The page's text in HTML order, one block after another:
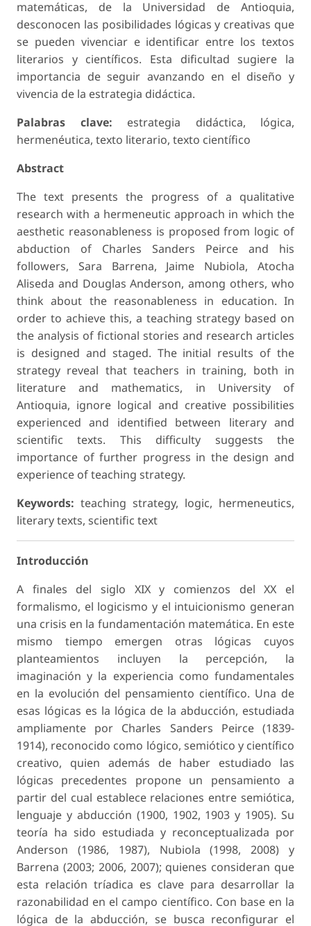
matemáticas, de la Universidad de Antioquia,
desconocen las posibilidades lógicas y creativas que
se pueden vivenciar e identificar entre los textos
literarios y científicos. Esta dificultad sugiere la
importancia de seguir avanzando en el diseño y
vivencia de la estrategia didáctica.
Palabras clave: estrategia didáctica, lógica,
hermenéutica, texto literario, texto científico
Abstract
The text presents the progress of a qualitative
research with a hermeneutic approach in which the
aesthetic reasonableness is proposed from logic of
abduction of Charles Sanders Peirce and his
followers, Sara Barrena, Jaime Nubiola, Atocha
Aliseda and Douglas Anderson, among others, who
think about the reasonableness in education. In
order to achieve this, a teaching strategy based on
the analysis of fictional stories and research articles
is designed and staged. The initial results of the
strategy reveal that teachers in training, both in
literature and mathematics, in University of
Antioquia, ignore logical and creative possibilities
experienced and identified between literary and
scientific texts. This difficulty suggests the
importance of further progress in the design and
experience of teaching strategy.
Keywords: teaching strategy, logic, hermeneutics,
literary texts, scientific text
Introducción
A finales del siglo XIX y comienzos del XX el
formalismo, el logicismo y el intuicionismo generan
una crisis en la fundamentación matemática. En este
mismo tiempo emergen otras lógicas cuyos
planteamientos incluyen la percepción, la
imaginación y la experiencia como fundamentales
en la evolución del pensamiento científico. Una de
esas lógicas es la lógica de la abducción, estudiada
ampliamente por Charles Sanders Peirce (1839-
1914), reconocido como lógico, semiótico y científico
creativo, quien además de haber estudiado las
lógicas precedentes propone un pensamiento a
partir del cual establece relaciones entre semiótica,
lenguaje y abducción (1900, 1902, 1903 y 1905). Su
teoría ha sido estudiada y reconceptualizada por
Anderson (1986, 1987), Nubiola (1998, 2008) y
Barrena (2003; 2006, 2007); quienes consideran que
esta relación tríadica es clave para desarrollar la
razonabilidad en el campo científico. Con base en la
lógica de la abducción, se busca reconfigurar el